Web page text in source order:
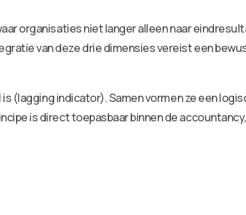
organisaties niet langer alleen naar
van deze drie dimensies vereist een
(lagging indicator). Samen vormen ze een
is direct toepasbaar binnen de